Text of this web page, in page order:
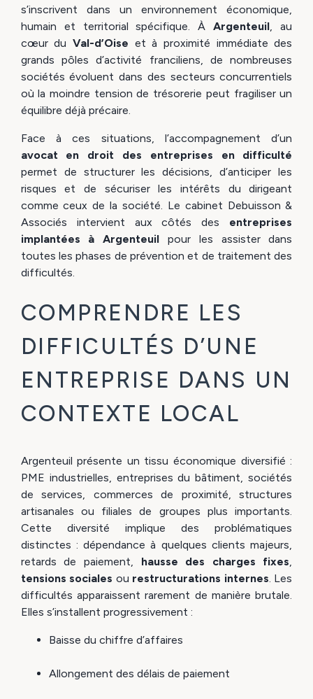
s’inscrivent dans un environnement économique,
humain et territorial spécifique. ÀArgenteuil, au
cœur du Val-d’Oise et à proximité immédiate des
grands pôles d’activité franciliens, de nombreuses
sociétés évoluent dans des secteurs concurrentiels
où la moindre tension de trésorerie peut fragiliser un
équilibre déjà précaire.
Face à ces situations, l’accompagnement d’un
avocat en droit des entreprises en difficulté
permet de structurer les décisions, d’anticiper les
risques et de sécuriser les intérêts du dirigeant
comme ceux de la société. Le cabinet Debuisson &
Associés intervient aux côtés des entreprises
implantées à Argenteuil pour les assister dans
toutes les phases de prévention et de traitement des
difficultés.
COMPRENDRE LES
DIFFICULTÉS D’UNE
ENTREPRISE DANS UN
CONTEXTE LOCAL
Argenteuil présente un tissu économique diversifié :
PME industrielles, entreprises du bâtiment, sociétés
de services, commerces de proximité, structures
artisanales ou filiales de groupes plus importants.
Cette diversité implique des problématiques
distinctes : dépendance à quelques clients majeurs,
retards de paiement, hausse des charges fixes,
tensions sociales ou restructurations internes. Les
difficultés apparaissent rarement de manière brutale.
Elles s’installent progressivement :
Baisse du chiffre d’affaires
Allongement des délais de paiement